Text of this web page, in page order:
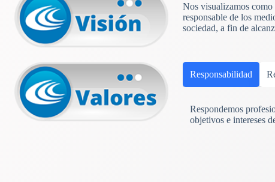
Nos visualizamos
responsable de los
sociedad, a fin de
Responsabilidad
Respondemos
objetivos e intereses